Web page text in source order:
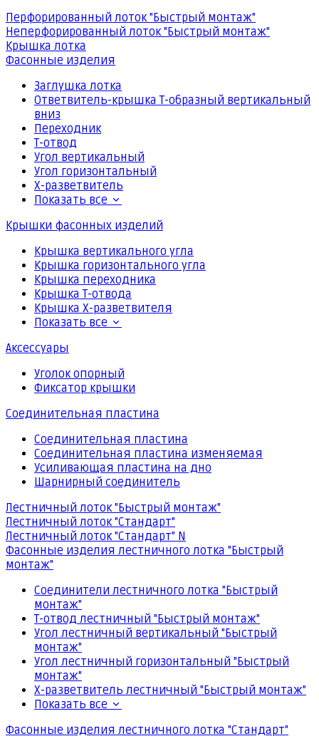
Перфорированный лоток "Быстрый монтаж"
Неперфорированный лоток "Быстрый монтаж"
Крышка лотка
Фасонные изделия
Заглушка лотка
Ответвитель-крышка Т-образный вертикальный
вниз
Переходник
Т-отвод
Угол вертикальный
Угол горизонтальный
Х-разветвитель
Показать все
Крышки фасонных изделий
Крышка вертикального угла
Крышка горизонтального угла
Крышка переходника
Крышка Т-отвода
Крышка Х-разветвителя
Показать все
Аксессуары
Уголок опорный
Фиксатор крышки
Соединительная пластина
Соединительная пластина
Соединительная пластина изменяемая
Усиливающая пластина на дно
Шарнирный соединитель
Лестничный лоток "Быстрый монтаж"
Лестничный лоток "Стандарт"
Лестничный лоток "Стандарт" N
Фасонные изделия лестничного лотка "Быстрый
монтаж"
Соединители лестничного лотка "Быстрый
монтаж"
Т-отвод лестничный "Быстрый монтаж"
Угол лестничный вертикальный "Быстрый
монтаж"
Угол лестничный горизонтальный "Быстрый
монтаж"
Х-разветвитель лестничный "Быстрый монтаж"
Показать все
Фасонные изделия лестничного лотка "Стандарт"